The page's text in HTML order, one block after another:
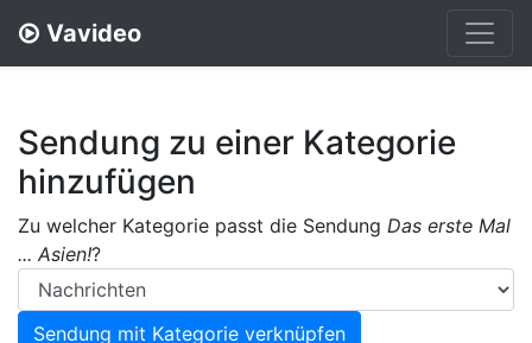
Vavideo
Sendung zu einer Kategorie
hinzufügen
Zu welcher Kategorie passt die Sendung Das erste Mal
... Asien!?